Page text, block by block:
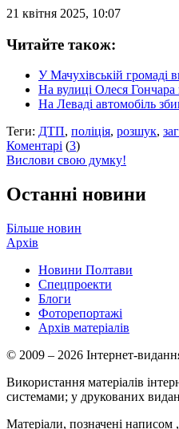
21 квітня 2025, 10:07
Читайте також:
У Мачухівській громаді
На вулиці Олеся Гончара
На Леваді автомобіль
Теги: ДТП, поліція, розшук,
Коментарі (3)
Вислови свою думку!
Останні новини
Більше новин
Архів
Новини Полтави
Спецпроекти
Блоги
Фоторепортажі
Архів матеріалів
© 2009 – 2026 Інтернет-
Використання матеріалів
системами; у друкованих
Матеріали, позначені написом